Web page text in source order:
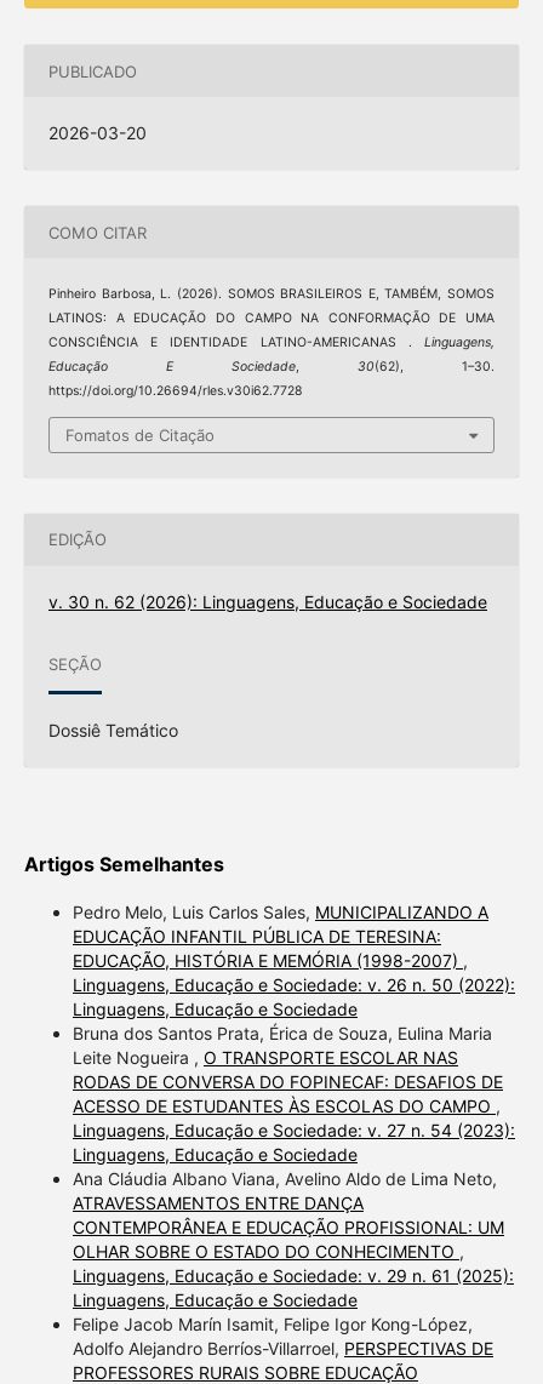
PUBLICADO
2026-03-20
COMO CITAR
Pinheiro Barbosa, L. (2026). SOMOS BRASILEIROS E, TAMBÉM, SOMOS
LATINOS: A EDUCAÇÃO DO CAMPO NA CONFORMAÇÃO DE UMA
CONSCIÊNCIA E IDENTIDADE LATINO-AMERICANAS .Linguagens,
Educação E Sociedade,30(62), 1–30.
https://doi.org/10.26694/rles.v30i62.7728
Fomatos de Citação
EDIÇÃO
v. 30 n. 62 (2026): Linguagens, Educação e Sociedade
SEÇÃO
Dossiê Temático
Artigos Semelhantes
Pedro Melo, Luis Carlos Sales, MUNICIPALIZANDO A
EDUCAÇÃO INFANTIL PÚBLICA DE TERESINA:
EDUCAÇÃO, HISTÓRIA E MEMÓRIA (1998-2007) ,
Linguagens, Educação e Sociedade: v. 26 n. 50 (2022):
Linguagens, Educação e Sociedade
Bruna dos Santos Prata, Érica de Souza, Eulina Maria
Leite Nogueira , O TRANSPORTE ESCOLAR NAS
RODAS DE CONVERSA DO FOPINECAF: DESAFIOS DE
ACESSO DE ESTUDANTES ÀS ESCOLAS DO CAMPO ,
Linguagens, Educação e Sociedade: v. 27 n. 54 (2023):
Linguagens, Educação e Sociedade
Ana Cláudia Albano Viana, Avelino Aldo de Lima Neto,
ATRAVESSAMENTOS ENTRE DANÇA
CONTEMPORÂNEA E EDUCAÇÃO PROFISSIONAL: UM
OLHAR SOBRE O ESTADO DO CONHECIMENTO ,
Linguagens, Educação e Sociedade: v. 29 n. 61 (2025):
Linguagens, Educação e Sociedade
Felipe Jacob Marín Isamit, Felipe Igor Kong-López,
Adolfo Alejandro Berríos-Villarroel, PERSPECTIVAS DE
PROFESSORES RURAIS SOBRE EDUCAÇÃO